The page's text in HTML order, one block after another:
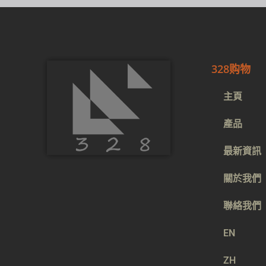
328购物
主頁
產品
最新資訊
關於我們
聯絡我們
EN
ZH